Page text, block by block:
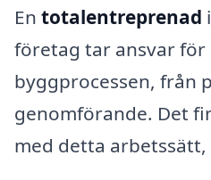
En totalentreprenad
företag tar ansvar för
byggprocessen, från
genomförande. Det
med detta